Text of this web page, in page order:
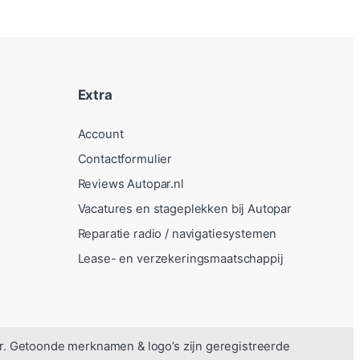
Extra
Account
Contactformulier
Reviews Autopar.nl
Vacatures en stageplekken bij Autopar
Reparatie radio / navigatiesystemen
Lease- en verzekeringsmaatschappij
merknamen & logo’s zijn geregistreerde